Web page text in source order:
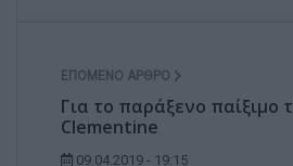
ΕΠΌΜΕΝΟ ΆΡΘΡΟ
Για το παράξενο παίξιμο
Clementine
09.04.2019 - 19:15